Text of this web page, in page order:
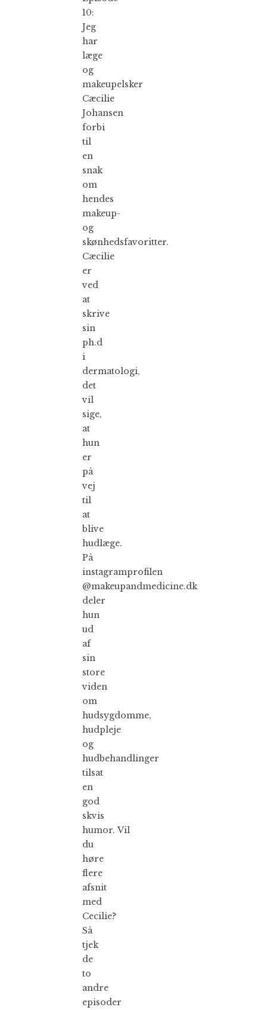
10:
Jeg
har
læge
og
makeupelsker
Cæcilie
Johansen
forbi
til
en
snak
om
hendes
makeup-
og
skønhedsfavoritter.
Cæcilie
er
ved
at
skrive
sin
ph.d
i
dermatologi,
det
vil
sige,
at
hun
er
på
vej
til
at
blive
hudlæge.
På
instagramprofilen
@makeupandmedicine.dk
deler
hun
ud
af
sin
store
viden
om
hudsygdomme,
hudpleje
og
hudbehandlinger
tilsat
en
god
skvis
humor. Vil
du
høre
flere
afsnit
med
Cecilie?
Så
tjek
de
to
andre
episoder